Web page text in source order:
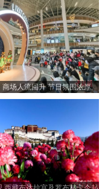
商场人流回升 节日氛围浓厚